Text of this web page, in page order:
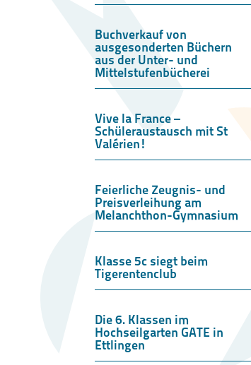
Buchverkauf von
ausgesonderten Büchern
aus der Unter- und
Mittelstufenbücherei
Vive la France –
Schüleraustausch mit St
Valérien!
Feierliche Zeugnis- und
Preisverleihung am
Melanchthon-Gymnasium
Klasse 5c siegt beim
Tigerentenclub
Die 6. Klassen im
Hochseilgarten GATE in
Ettlingen